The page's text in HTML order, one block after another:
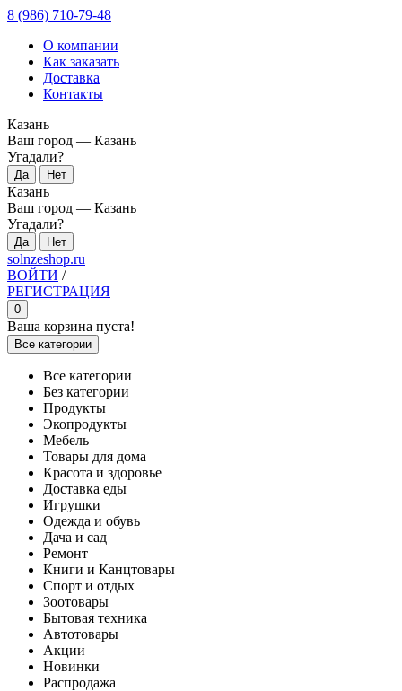
8 (986) 710-79-48
О компании
Как заказать
Доставка
Контакты
Казань
Ваш город — Казань
Угадали?
Казань
Ваш город — Казань
Угадали?
solnzeshop.ru
ВОЙТИ /
РЕГИСТРАЦИЯ
0
Ваша корзина пуста!
Все категории
Все категории
Без категории
Продукты
Экопродукты
Мебель
Товары для дома
Красота и здоровье
Доставка еды
Игрушки
Одежда и обувь
Дача и сад
Ремонт
Книги и Канцтовары
Спорт и отдых
Зоотовары
Бытовая техника
Автотовары
Акции
Новинки
Распродажа